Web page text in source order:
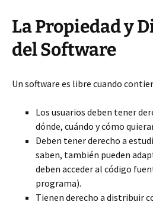
La Propiedad y
del Software
Un software es libre cuando
Los usuarios deben tener
dónde, cuándo y cómo
Deben tener derecho a
saben, también pueden
deben acceder al código
programa).
Tienen derecho a distribuir